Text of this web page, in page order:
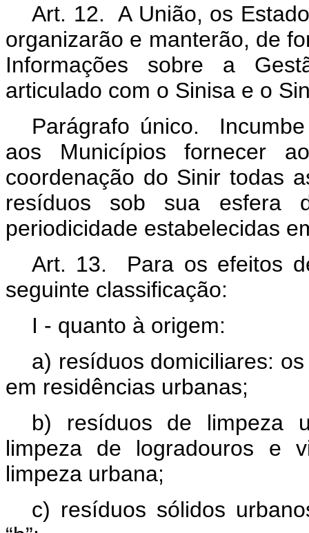
Art. 12. A União, os
organizarão e manterão, de
Informações sobre a
articulado com o Sinisa e o
Parágrafo único.
aos Municípios fornecer
coordenação do Sinir todas
resíduos sob sua esfera
periodicidade estabelecidas
Art. 13. Para os efeitos
seguinte classificação:
I - quanto à origem:
a) resíduos domiciliares:
em residências urbanas;
b) resíduos de limpeza
limpeza de logradouros e
limpeza urbana;
c) resíduos sólidos